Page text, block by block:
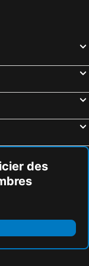
Crète Hôtels
des